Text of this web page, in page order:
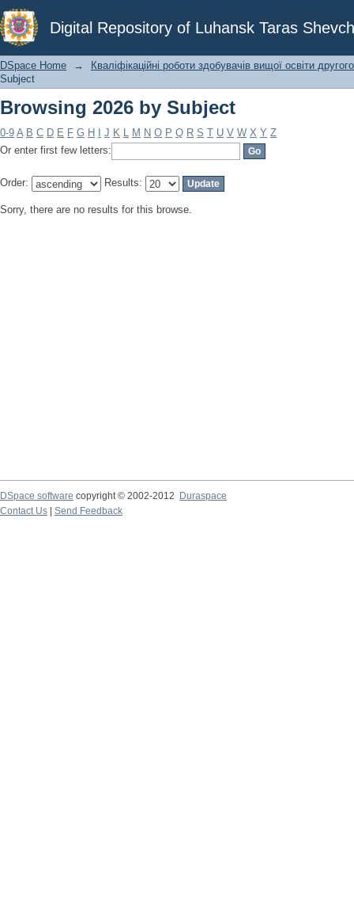
Digital Repository of Luhansk Taras
Browsing 2026 by Subject
DSpace Home →
Кваліфікаційні роботи здобувачів вищої освіти
Subject
Browsing 2026 by Subject
0-9 A B C D E F G H J K L M N O P Q R S T U V W X Y Z
Or enter first few letters:
Order: Results:
Sorry, there are no results for this browse.
DSpace software copyright © 2002-2012
Duraspace
Contact Us
Send Feedback